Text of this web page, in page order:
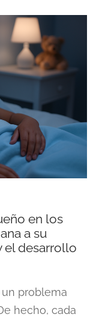
en los
a su
el desarrollo
problema
hecho, cada